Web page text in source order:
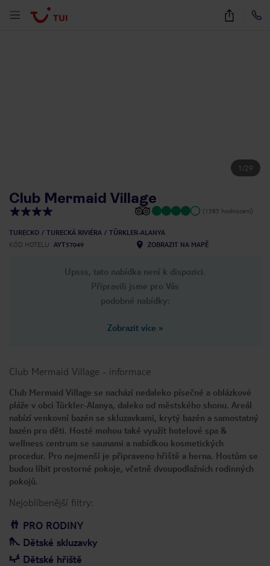
1 /29
Club Mermaid Village
(1383 hodnocení)
TURECKO TURECKÁ RIVIÉRA
TÜRKLER-ALANYA
KÓD HOTELU
AYT57049 ZOBRAZIT NA MAPĚ
Upsss, tato nabídka není k dispozici.
Připravili jsme pro Vás
podobné nabídky:
Zobrazit více »
Club Mermaid Village - informace
Club Mermaid Village se nachází nedaleko písečné a oblázkové
pláže v obci Türkler-Alanya, daleko od městského shonu. Areál
nabízí venkovní bazén se skluzavkami, krytý bazén a samostatný
bazén pro děti. Hosté mohou také využít hotelové spa &
wellness centrum se saunami a nabídkou kosmetických
procedur. Pro nejmenší je připraveno hřiště a herna. Hostům se
budou líbit prostorné pokoje, včetně dvoupodlažních rodinných
pokojů.
Nejoblíbenější filtry:
PRO RODINY
Dětské skluzavky
Dětské hřiště